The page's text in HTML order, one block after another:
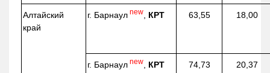
Алтайский
край
г. Барнаул new КРТ 63,55 18,00
г. Барнаул new КРТ 74,73 20,37